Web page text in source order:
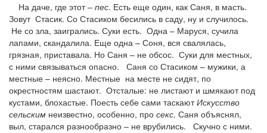
На даче, где этот – пес. Есть еще один, как Саня, в масть.
Зовут Стасик. Со Стасиком бесились в саду, ну и случилось.
Не со зла, заигрались. Суки есть. Одна – Маруся, сучила
лапами, скандалила. Еще одна – Соня, вся свалялась,
грязная, приставала. Но Саня – не обсос. Суки для местных,
с ними связываться опасно. Саня со Стасиком – мужики, а
местные – неясно. Местные на месте не сидят, по
окрестностям шастают. Отсталые: не листают и шмякают под
кустами, блохастые. Поесть себе сами таскаютИскусство
сельским неизвестно, особенно, про секс. Саня объяснял,
выл, старался разнообразно – не врубились. Скучно с ними.